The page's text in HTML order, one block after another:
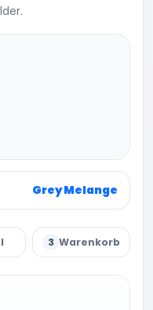
Grey Melange
3 Warenkorb